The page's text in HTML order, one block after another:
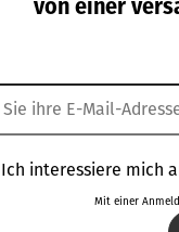
5 Sternen
ch &
Klapptisc
h |
Teakholz
119,00 €
von einer
Ich interessiere mich
Mit einer